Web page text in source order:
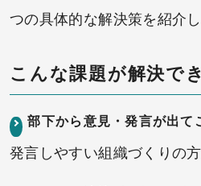
つの具体的な解決策を紹介し
こんな課題が解決で
部下から意見・発言が出て
発言しやすい組織づくりの